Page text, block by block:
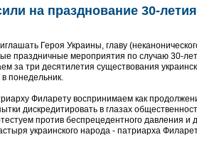
на празднование 30-летия
Героя Украины, главу
праздничные мероприятия по случаю 30-
за три десятилетия существования
понедельник.
Филарету воспринимаем как
дискредитировать в глазах
против беспрецедентного давления и
украинского народа - патриарха